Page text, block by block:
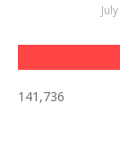
141,736